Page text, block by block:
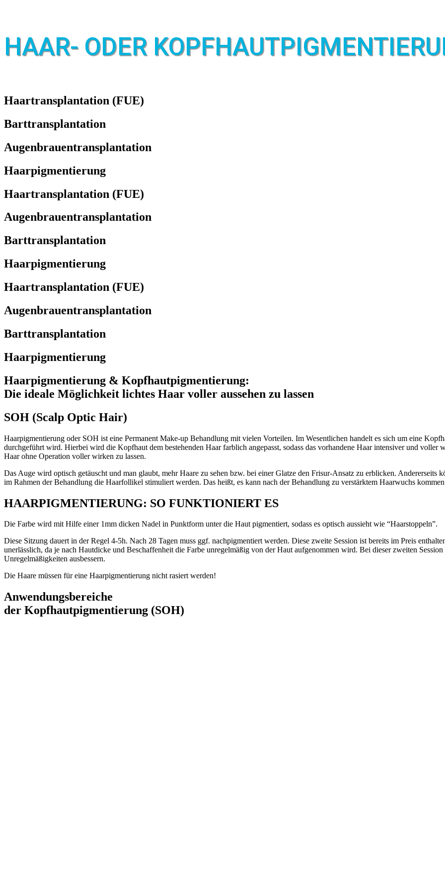
HAAR- ODER
Haartrans­plantation (FUE)
Bart­transplantation
Augenbrauen­transplantation
Haar­pigmentierung
Haar­transplantation (FUE)
Augenbrauen­transplantation
Bart­transplantation
Haar­pigmentierung
Haartrans­plantation (FUE)
Augenbrauen­transplantation
Bart­trans­plantation
Haar­­pigmentierung
Haar­pigmen­tierung & Kopfhaut­pigmentierung:
Die ideale Möglich­keit lichtes Haar voller aussehen zu lassen
SOH (Scalp Optic Hair)
Haarpigmentierung oder SOH ist eine Permanent Make-up Behandlung mit vielen Vorteilen. Im Wesentlichen handelt es sich um eine
durchgeführt wird. Hierbei wird die Kopfhaut dem bestehenden Haar farblich angepasst, sodass das vorhandene Haar intensiver und
Haar ohne Operation voller wirken zu lassen.
Das Auge wird optisch getäuscht und man glaubt, mehr Haare zu sehen bzw. bei einer Glatze den Frisur-Ansatz zu erblicken.
im Rahmen der Behandlung die Haarfollikel stimuliert werden. Das heißt, es kann nach der Behandlung zu verstärktem Haarwuchs
HAAR­PIGMEN­TIERUNG: SO FUNKTIONIERT ES
Die Farbe wird mit Hilfe einer 1mm dicken Nadel in Punktform unter die Haut pigmentiert, sodass es optisch aussieht wie “Haarstoppeln”.
Diese Sitzung dauert in der Regel 4-5h. Nach 28 Tagen muss ggf. nachpigmentiert werden. Diese zweite Session ist bereits im Preis
unerlässlich, da je nach Hautdicke und Beschaffenheit die Farbe unregelmäßig von der Haut aufgenommen wird. Bei dieser zweiten
Unregelmäßigkeiten ausbessern.
Die Haare müssen für eine Haarpigmentierung nicht rasiert werden!
Anwendungs­bereiche
der Kopf­haut­pigmen­tierung (SOH)